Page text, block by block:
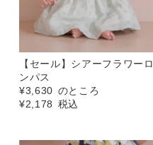
【セール】シアーフラワーロ
ンパス
¥3,630 のところ
¥2,178 税込